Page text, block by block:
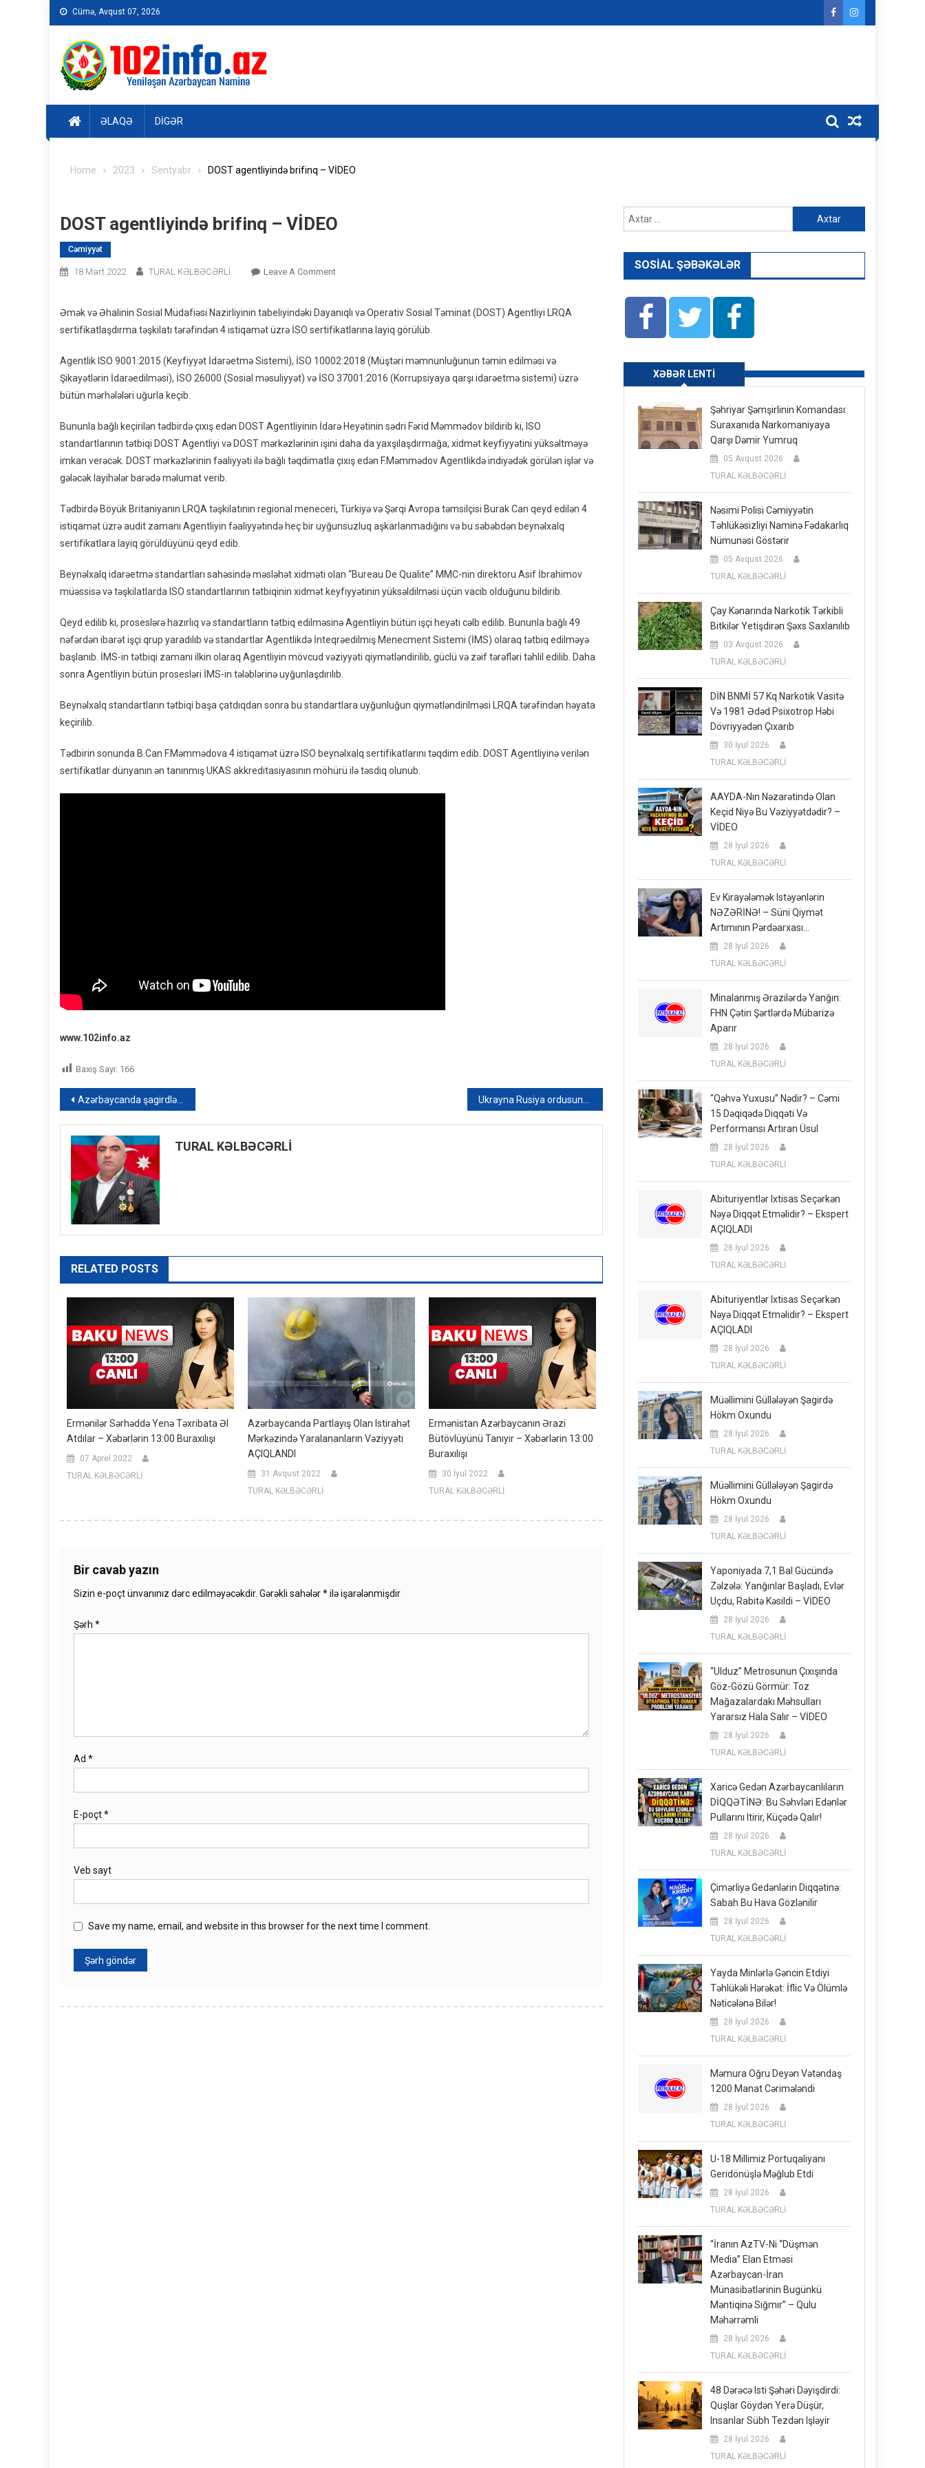
Cümə, Avqust 07, 2026
ƏLAQƏ DIGƏR
Home 2023 Sentyabr DOST agentliyində brifinq – VİDEO
DOST agentliyində brifinq – VİDEO
Cəmiyyət
18 Mart 2022 TURAL KƏLBƏCƏRLİ Leave A CommentOn
Brifinq
–
Əmək və Əhalinin Sosial Müdafiəsi Nazirliyinin tabeliyindəki Dayanıqlı və Operativ Sosial Təminat (DOST) Agentliyi LRQA
sertifikatlaşdırma təşkilatı tərəfindən 4 istiqamət üzrə İSO sertifikatlarına layiq görülüb.
Agentlik ISO 9001:2015 (Keyfiyyət İdarəetmə Sistemi), İSO 10002:2018 (Müştəri məmnunluğunun təmin edilməsi və
Şikayətlərin İdarəedilməsi), İSO 26000 (Sosial məsuliyyət) və İSO 37001:2016 (Korrupsiyaya qarşı idarəetmə sistemi) üzrə
bütün mərhələləri uğurla keçib.
Bununla bağlı keçirilən tədbirdə çıxış edən DOST Agentliyinin İdarə Heyətinin sədri Fərid Məmmədov bildirib ki, ISO
standartlarının tətbiqi DOST Agentliyi və DOST mərkəzlərinin işini daha da yaxşılaşdırmağa, xidmət keyfiyyətini yüksəltməyə
imkan verəcək. DOST mərkəzlərinin fəaliyyəti ilə bağlı təqdimatla çıxış edən F.Məmmədov Agentlikdə indiyədək görülən işlər və
gələcək layihələr barədə məlumat verib.
Tədbirdə Böyük Britaniyanın LRQA təşkilatının regional meneceri, Türkiyə və Şərqi Avropa təmsilçisi Burak Can qeyd edilən 4
istiqamət üzrə audit zamanı Agentliyin fəaliyyətində heç bir uyğunsuzluq aşkarlanmadığını və bu səbəbdən beynəlxalq
sertifikatlara layiq görüldüyünü qeyd edib.
Beynəlxalq idarəetmə standartları sahəsində məsləhət xidməti olan “Bureau De Qualite” MMC-nin direktoru Asif İbrahimov
müəssisə və təşkilatlarda ISO standartlarının tətbiqinin xidmət keyfiyyətinin yüksəldilməsi üçün vacib olduğunu bildirib.
Qeyd edilib ki, proseslərə hazırlıq və standartların tətbiq edilməsinə Agentliyin bütün işçi heyəti cəlb edilib. Bununla bağlı 49
nəfərdən ibarət işçi qrup yaradılıb və standartlar Agentlikdə İnteqrəedilmiş Menecment Sistemi (İMS) olaraq tətbiq edilməyə
başlanıb. İMS-in tətbiqi zamanı ilkin olaraq Agentliyin mövcud vəziyyəti qiymətləndirilib, güclü və zəif tərəfləri təhlil edilib. Daha
sonra Agentliyin bütün prosesləri İMS-in tələblərinə uyğunlaşdırılıb.
Beynəlxalq standartların tətbiqi başa çatdıqdan sonra bu standartlara uyğunluğun qiymətləndirilməsi LRQA tərəfindən həyata
keçirilib.
Tədbirin sonunda B.Can F.Məmmədova 4 istiqamət üzrə ISO beynəlxalq sertifikatlarını təqdim edib. DOST Agentliyinə verilən
sertifikatlar dünyanın ən tanınmış UKAS akkreditasiyasının möhürü ilə təsdiq olunub.
www.102info.az
Baxış Sayı: 166
Yazı
naviqasiyası
Azərbaycanda şagirdlərin yeni geyim formaları təsdiqləndi – FOTO
TURAL KƏLBƏCƏRLİ
RELATED POSTS
Ermənilər Sərhəddə Yenə Təxribata Əl
Atdılar – Xəbərlərin 13:00 Buraxılışı
07 Aprel 2022
TURAL KƏLBƏCƏRLİ
Azərbaycanda Partlayış Olan Istirahət
Mərkəzində Yaralananların Vəziyyəti
AÇIQLANDI
31 Avqust 2022
TURAL KƏLBƏCƏRLİ
Ermənistan Azərbaycanın Ərazi
Bütövlüyünü Tanıyır – Xəbərlərin 13:00
Buraxılışı
30 İyul 2022
TURAL KƏLBƏCƏRLİ
Bir cavab yazın
Sizin e-poçt ünvanınız dərc edilməyəcəkdir. Gərəkli sahələr*ilə işarələnmişdir
Şərh *
Ad *
E-poçt*
Veb sayt
Save my name, email, and website in this browser for the next time I comment.
Axtarış:
SOSIAL ŞƏBƏKƏLƏR
XƏBƏR LENTI
Şəhriyar Şəmşirlinin Komandası:
Suraxanıda Narkomaniyaya
Qarşı Dəmir Yumruq
05 Avqust 2026
TURAL KƏLBƏCƏRLİ
Nəsimi Polisi Cəmiyyətin
Təhlükəsizliyi Naminə Fədakarlıq
Nümunəsi Göstərir
05 Avqust 2026
TURAL KƏLBƏCƏRLİ
Çay Kənarında Narkotik Tərkibli
Bitkilər Yetişdirən Şəxs Saxlanılıb
03 Avqust 2026
TURAL KƏLBƏCƏRLİ
DİN BNMİ 57 Kq Narkotik Vasitə
Və 1981 Ədəd Psixotrop Həbi
Dövriyyədən Çıxarıb
30 İyul 2026
TURAL KƏLBƏCƏRLİ
AAYDA-Nın Nəzarətində Olan
Keçid Niyə Bu Vəziyyətdədir? –
VİDEO
28 İyul 2026
TURAL KƏLBƏCƏRLİ
Ev Kirayələmək Istəyənlərin
NƏZƏRİNƏ! – Süni Qiymət
Artımının Pərdəarxası…
28 İyul 2026
TURAL KƏLBƏCƏRLİ
Minalanmış Ərazilərdə Yanğın:
FHN Çətin Şərtlərdə Mübarizə
Aparır
28 İyul 2026
TURAL KƏLBƏCƏRLİ
“Qəhvə Yuxusu” Nədir? – Cəmi
15 Dəqiqədə Diqqəti Və
Performansı Artıran Üsul
28 İyul 2026
TURAL KƏLBƏCƏRLİ
Abituriyentlər Ixtisas Seçərkən
Nəyə Diqqət Etməlidir? – Ekspert
AÇIQLADI
28 İyul 2026
TURAL KƏLBƏCƏRLİ
Abituriyentlər Ixtisas Seçərkən
Nəyə Diqqət Etməlidir? – Ekspert
AÇIQLADI
28 İyul 2026
TURAL KƏLBƏCƏRLİ
Müəllimini Güllələyən Şagirdə
Hökm Oxundu
28 İyul 2026
TURAL KƏLBƏCƏRLİ
Müəllimini Güllələyən Şagirdə
Hökm Oxundu
28 İyul 2026
TURAL KƏLBƏCƏRLİ
Yaponiyada 7,1 Bal Gücündə
Zəlzələ: Yanğınlar Başladı, Evlər
Uçdu, Rabitə Kəsildi – VİDEO
28 İyul 2026
TURAL KƏLBƏCƏRLİ
“Ulduz” Metrosunun Çıxışında
Göz-Gözü Görmür: Toz
Mağazalardakı Məhsulları
Yararsız Hala Salır – VİDEO
28 İyul 2026
TURAL KƏLBƏCƏRLİ
Xaricə Gedən Azərbaycanlıların
DİQQƏTİNƏ: Bu Səhvləri Edənlər
Pullarını Itirir, Küçədə Qalır!
28 İyul 2026
TURAL KƏLBƏCƏRLİ
Çimərliyə Gedənlərin Diqqətinə:
Sabah Bu Hava Gözlənilir
28 İyul 2026
TURAL KƏLBƏCƏRLİ
Yayda Minlərlə Gəncin Etdiyi
Təhlükəli Hərəkət: İflic Və Ölümlə
Nəticələnə Bilər!
28 İyul 2026
TURAL KƏLBƏCƏRLİ
Məmura Oğru Deyən Vətəndaş
1200 Manat Cərimələndi
28 İyul 2026
TURAL KƏLBƏCƏRLİ
U-18 Millimiz Portuqaliyanı
Geridönüşlə Məğlub Etdi
28 İyul 2026
TURAL KƏLBƏCƏRLİ
“İranın AzTV-Ni “düşmən
Media” Elan Etməsi
Azərbaycan-İran
Münasibətlərinin Bugünkü
Məntiqinə Sığmır” – Qulu
Məhərrəmli
28 İyul 2026
TURAL KƏLBƏCƏRLİ
48 Dərəcə Isti Şəhəri Dəyişdirdi:
Quşlar Göydən Yerə Düşür,
Insanlar Sübh Tezdən Işləyir
28 İyul 2026
TURAL KƏLBƏCƏRLİ